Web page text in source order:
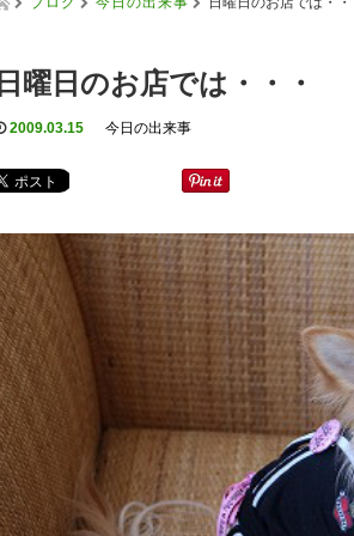
日曜日のお店では・・・
2009.03.15 今日の出来事